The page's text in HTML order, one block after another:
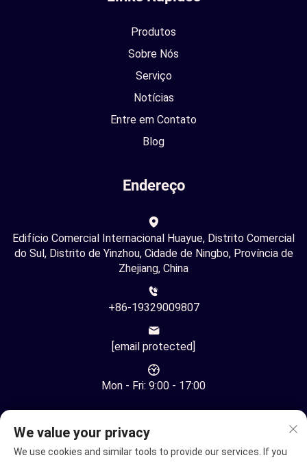
Produtos
Sobre Nós
Serviço
Notícias
Entre em Contato
Blog
Endereço
Edifício Comercial Internacional Huayue, Distrito Comercial
do Sul, Distrito de Yinzhou, Cidade de Ningbo, Província de
Zhejiang, China
+86-19329009807
[email protected]
Mon - Fri: 9:00 - 17:00
We value your privacy
We use cookies and similar tools to provide our services. If you